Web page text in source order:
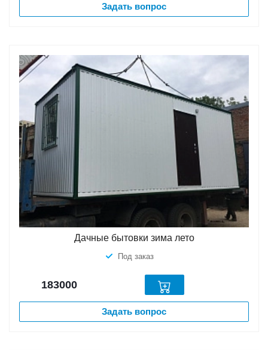
Задать вопрос
Дачные бытовки зима лето
Под заказ
183000
Задать вопрос